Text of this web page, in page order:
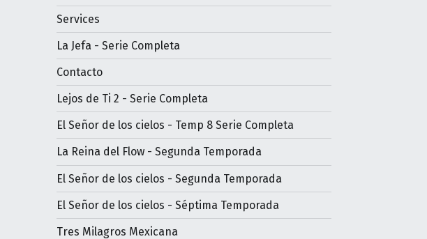
Services
La Jefa - Serie Completa
Contacto
Lejos de Ti 2 - Serie Completa
El Señor de los cielos - Temp 8 Serie Completa
La Reina del Flow - Segunda Temporada
El Señor de los cielos - Segunda Temporada
El Señor de los cielos - Séptima Temporada
Tres Milagros Mexicana